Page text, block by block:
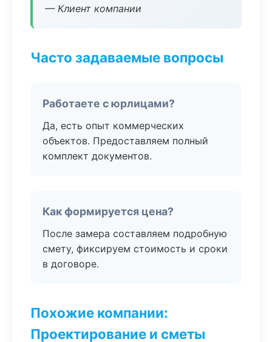
— Клиент компании
Часто задаваемые вопросы
Работаете с юрлицами?
Да, есть опыт коммерческих
объектов. Предоставляем полный
комплект документов.
Как формируется цена?
После замера составляем подробную
смету, фиксируем стоимость и сроки
в договоре.
Похожие компании:
Проектирование и сметы